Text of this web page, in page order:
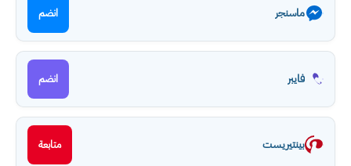
ماسنجر انضم
فايبر انضم
بينتيريست متابعة